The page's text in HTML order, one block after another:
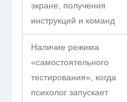
экране, получения
инструкций и команд
Наличие режима
«самостоятельного
тестирования», когда
психолог запускает